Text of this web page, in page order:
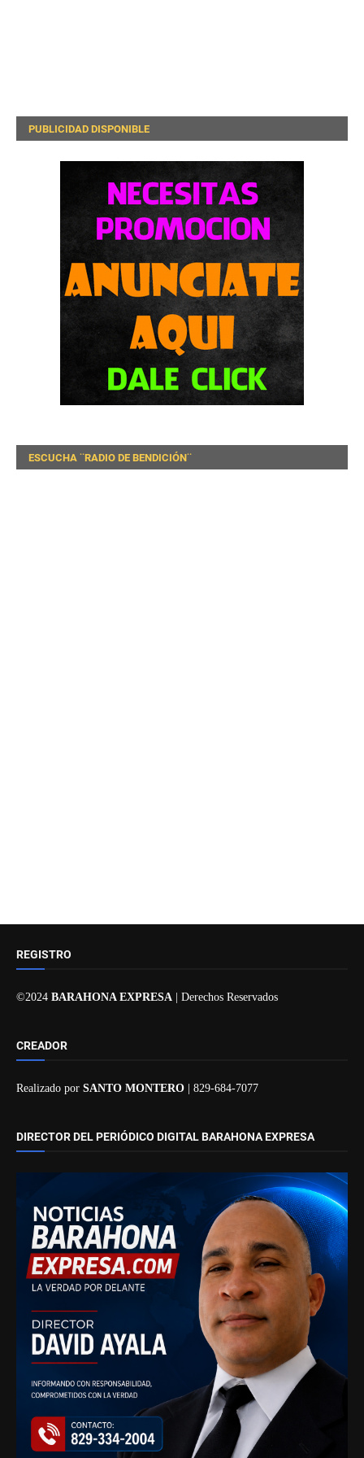
PUBLICIDAD DISPONIBLE
ESCUCHA ¨RADIO DE BENDICIÓN¨
REGISTRO
©2024 BARAHONA EXPRESA | Derechos Reservados
CREADOR
Realizado por SANTO MONTERO | 829-684-7077
DIRECTOR DEL PERIÓDICO DIGITAL BARAHONA EXPRESA